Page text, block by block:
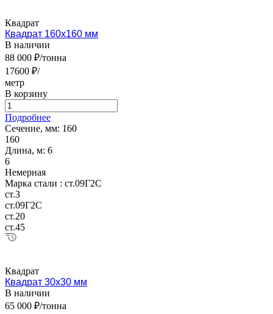
Квадрат
Квадрат 160х160 мм
В наличии
88 000 ₽/тонна
17600 ₽/
метр
В корзину
Подробнее
Сечение, мм: 160
160
Длина, м: 6
6
Немерная
Марка стали : ст.09Г2С
ст.3
ст.09Г2С
ст.20
ст.45
Квадрат
Квадрат 30х30 мм
В наличии
65 000 ₽/тонна